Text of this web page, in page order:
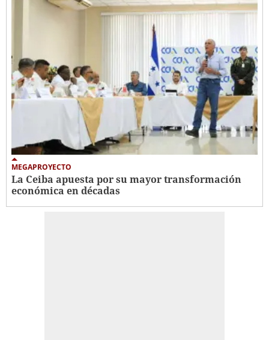
MEGAPROYECTO
La Ceiba apuesta por su mayor transformación
económica en décadas